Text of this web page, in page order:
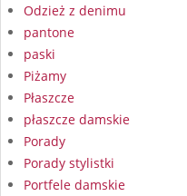
Odzież z denimu
pantone
paski
Piżamy
Płaszcze
płaszcze damskie
Porady
Porady stylistki
Portfele damskie